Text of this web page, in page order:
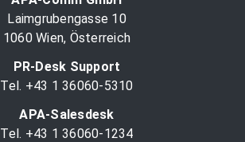
Laimgrubengasse 10
1060 Wien, Österreich
PR-Desk Support
Tel. +43 1 36060-5310
APA-Salesdesk
Tel. +43 1 36060-1234